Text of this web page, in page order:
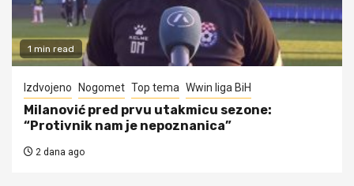
1 min read
Izdvojeno Nogomet Top tema Wwin liga BiH
Milanović pred prvu utakmicu sezone:
“Protivnik nam je nepoznanica”
2 dana ago